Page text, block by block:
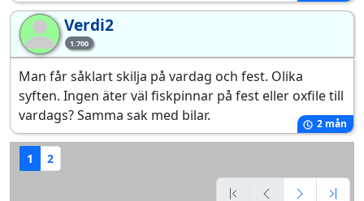
Ve 1.700
Verdi2
Man får såklart skilja på vardag och fest. Olika
syften. Ingen äter väl fiskpinnar på fest eller oxfile till
vardags? Samma sak med bilar.
2 mån
1 2